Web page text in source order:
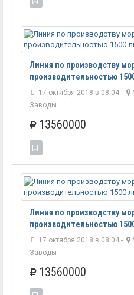
Линия по производству
производительностью
17 октября 2018 в 08:04 -
Заводы
13560000
Линия по производству
производительностью
17 октября 2018 в 08:04 -
Заводы
13560000